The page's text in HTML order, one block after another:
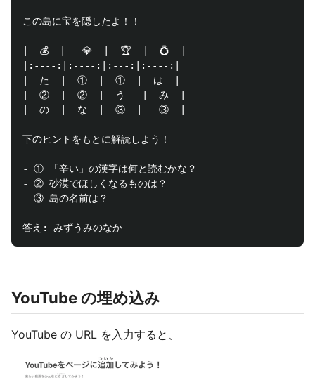
この島に宝を隠したよ！！
|  💰  |   💎  |  🏆  |  💍  |
|:----:|:----:|:---:|:----:|
|  た  |  ①  |  ①  |  は  |
|  ②  |  ②  |  う   |  み  |
|  の  |  な  |  ③  |   ③  |
-
-
-
③ 島の名前は？
YouTube の埋め込み
YouTube の URL を入力すると、